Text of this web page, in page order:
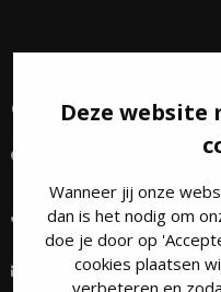
Deze
Wanneer jij onze
dan is het nodig om
doe je door op
cookies plaatsen
verbeteren en
Contact
Leembaan 45, 5753
+31 493 31 73 97
contact@puurkozijn.nl